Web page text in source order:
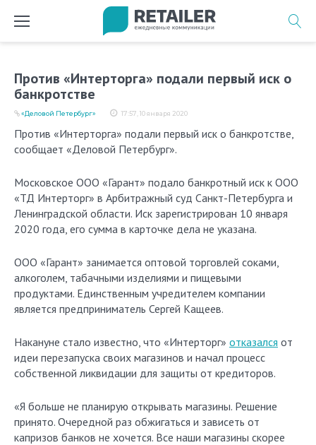
Против «Интерторга» подали первый иск о
банкротстве
17:57, 10 января 2020
«Деловой Петербург»
Против «Интерторга» подали первый иск о банкротстве,
сообщает «Деловой Петербург».
Московское ООО «Гарант» подало банкротный иск к ООО
«ТД Интерторг» в Арбитражный суд Санкт-Петербурга и
Ленинградской области. Иск зарегистрирован 10 января
2020 года, его сумма в карточке дела не указана.
ООО «Гарант» занимается оптовой торговлей соками,
алкоголем, табачными изделиями и пищевыми
продуктами. Единственным учредителем компании
является предприниматель Сергей Кащеев.
Накануне стало известно, что «Интерторг» отказался от
идеи перезапуска своих магазинов и начал процесс
собственной ликвидации для защиты от кредиторов.
«Я больше не планирую открывать магазины. Решение
принято. Очередной раз обжигаться и зависеть от
капризов банков не хочется. Все наши магазины скорее